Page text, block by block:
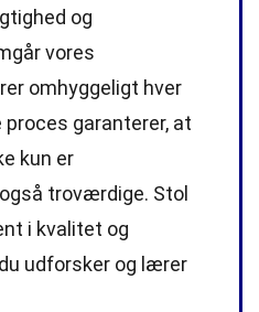
og
vores
omhyggeligt hver
proces garanterer, at
kun er
troværdige. Stol
i kvalitet og
udforsker og lærer